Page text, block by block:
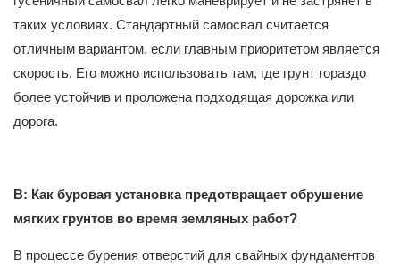
таких условиях. Стандартный самосвал считается
отличным вариантом, если главным приоритетом является
скорость. Его можно использовать там, где грунт гораздо
более устойчив и проложена подходящая дорожка или
дорога.
В: Как буровая установка предотвращает обрушение
мягких грунтов во время земляных работ?
В процессе бурения отверстий для свайных фундаментов